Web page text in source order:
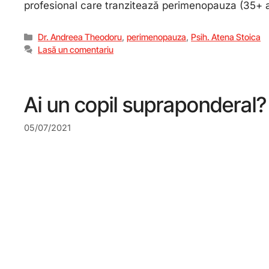
profesional care tranzitează perimenopauza (35+
Dr. Andreea Theodoru,perimenopauza,Psih. Atena Stoica
Lasă un comentariu
Ai un copil supraponderal?
05/07/2021